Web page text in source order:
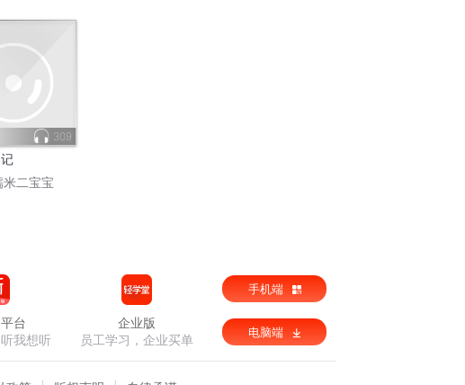
309
米二宝宝
台
我想听
企业版
员工学习，企业买单
手机端
电脑端